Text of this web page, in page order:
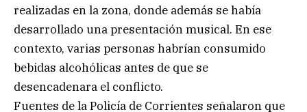
realizadas en la zona, donde además se había
desarrollado una presentación musical. En ese
contexto, varias personas habrían consumido
bebidas alcohólicas antes de que se
desencadenara el conflicto.
Fuentes de la Policía de Corrientes señalaron que